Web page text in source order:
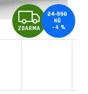
Z
D
ZDARMA
24 990
KČ
–4 %